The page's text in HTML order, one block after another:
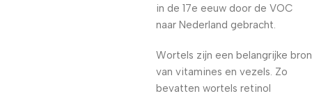
in de 17e eeuw door de VOC
naar Nederland gebracht.
Wortels zijn een belangrijke bron
van vitamines en vezels. Zo
bevatten wortels retinol